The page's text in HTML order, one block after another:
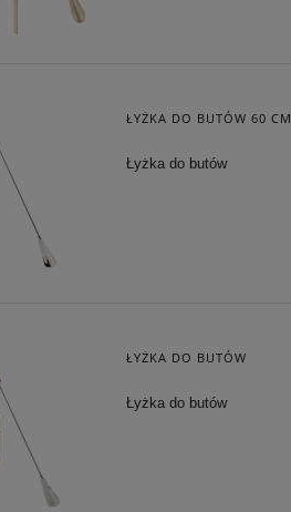
ŁYŻKA DO BUTÓW 60 CM
Łyżka do butów
ŁYŻKA DO BUTÓW
Łyżka do butów